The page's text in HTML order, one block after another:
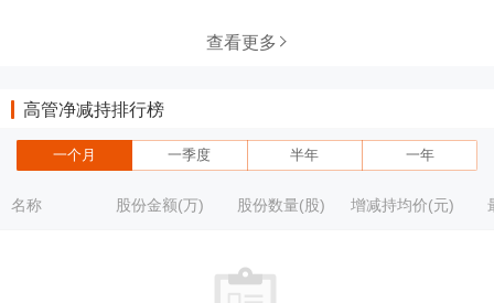
查看更多
高管净减持排行榜
一个月 一季度 半年 一年
名称 股份金额(万) 股份数量(股) 增减持均价(元)